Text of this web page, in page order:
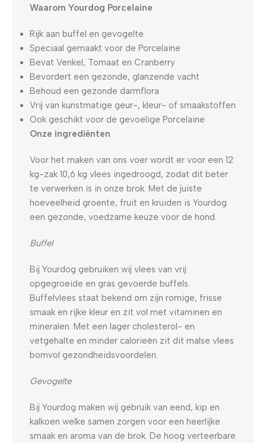
Waarom Yourdog Porcelaine
Rijk aan buffel en gevogelte
Speciaal gemaakt voor de Porcelaine
Bevat Venkel, Tomaat en Cranberry
Bevordert een gezonde, glanzende vacht
Behoud een gezonde darmflora
Vrij van kunstmatige geur-, kleur- of smaakstoffen
Ook geschikt voor de gevoelige Porcelaine
Onze ingrediënten
Voor het maken van ons voer wordt er voor een 12
kg-zak 10,6 kg vlees ingedroogd, zodat dit beter
te verwerken is in onze brok. Met de juiste
hoeveelheid groente, fruit en kruiden is Yourdog
een gezonde, voedzame keuze voor de hond.
Buffel
Bij Yourdog gebruiken wij vlees van vrij
opgegroeide en gras gevoerde buffels.
Buffelvlees staat bekend om zijn romige, frisse
smaak en rijke kleur en zit vol met vitaminen en
mineralen. Met een lager cholesterol- en
vetgehalte en minder calorieën zit dit malse vlees
bomvol gezondheidsvoordelen.
Gevogelte
Bij Yourdog maken wij gebruik van eend, kip en
kalkoen welke samen zorgen voor een heerlijke
smaak en aroma van de brok. De hoog verteerbare